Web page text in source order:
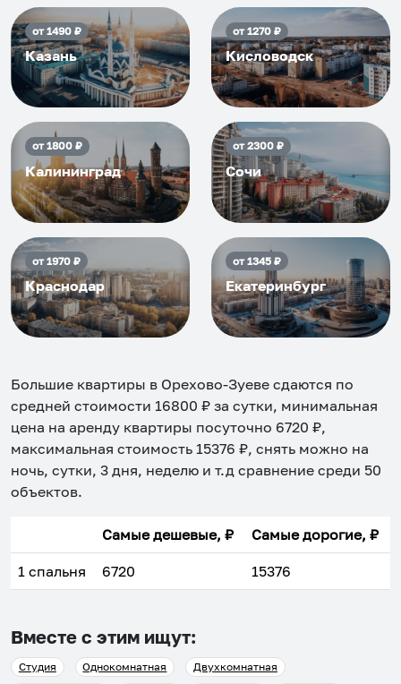
от1490₽
Казань
от1270₽
Кисловодск
от1800₽
Калининград
от2300₽
Сочи
от1970₽
Краснодар
от1345₽
Екатеринбург
Большие квартиры в Орехово-Зуеве сдаются по
средней стоимости 16800 ₽ за сутки, минимальная
цена на аренду квартиры посуточно 6720 ₽,
максимальная стоимость 15376 ₽, снять можно на
ночь, сутки, 3 дня, неделю и т.д сравнение среди 50
объектов.
Самые дешевые, ₽ Самые дорогие, ₽
1 спальня 6720 15376
Вместе с этим ищут:
Студия Однокомнатная
Двухкомнатная